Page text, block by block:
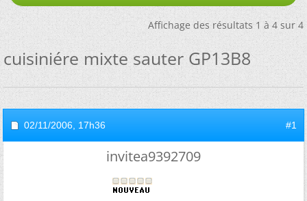
Affichage des résultats 1 à 4 sur 4
cuisiniére mixte sauter GP13B8
02/11/2006, 17h36 #1
invitea9392709